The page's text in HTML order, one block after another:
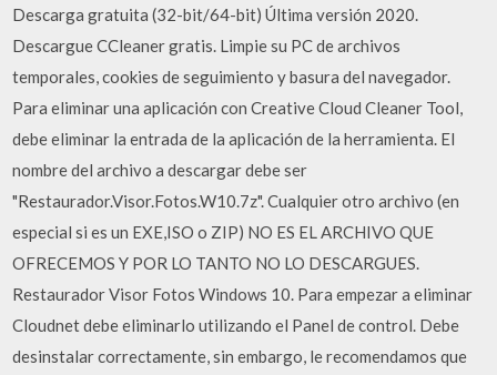
Descarga gratuita (32-bit/64-bit) Última versión 2020.
Descargue CCleaner gratis. Limpie su PC de archivos
temporales, cookies de seguimiento y basura del navegador.
Para eliminar una aplicación con Creative Cloud Cleaner Tool,
debe eliminar la entrada de la aplicación de la herramienta. El
nombre del archivo a descargar debe ser
"Restaurador.Visor.Fotos.W10.7z". Cualquier otro archivo (en
especial si es un EXE,ISO o ZIP) NO ES EL ARCHIVO QUE
OFRECEMOS Y POR LO TANTO NO LO DESCARGUES.
Restaurador Visor Fotos Windows 10. Para empezar a eliminar
Cloudnet debe eliminarlo utilizando el Panel de control. Debe
desinstalar correctamente, sin embargo, le recomendamos que